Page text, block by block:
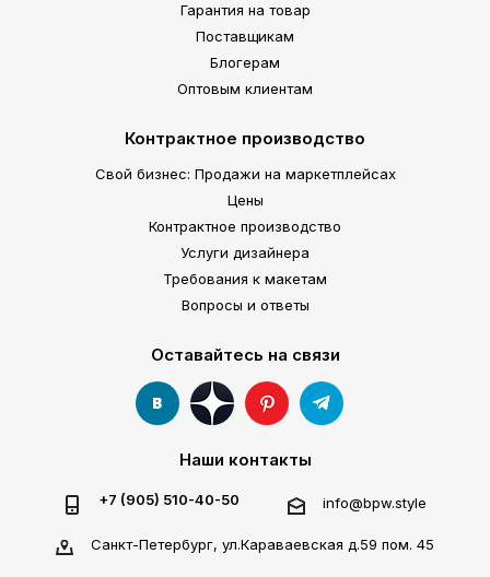
Гарантия на товар
Поставщикам
Блогерам
Оптовым клиентам
Контрактное производство
Свой бизнес: Продажи на маркетплейсах
Цены
Контрактное производство
Услуги дизайнера
Требования к макетам
Вопросы и ответы
Оставайтесь на связи
Наши контакты
+7 (905) 510-40-50 info@bpw.style
Санкт-Петербург, ул.Караваевская д.59 пом. 45